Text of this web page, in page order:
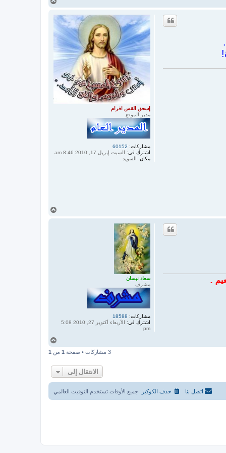
إسحق القس افرام
مدير الموقع
مشاركات: 60152
اشترك في: السبت إبريل 17, 2010 8:46 am
مكان: السويد
سعاد نيسان
مشرف
مشاركات: 18588
اشترك في:
الأربعاء أكتوبر 27, 2010 5:08
pm
ل
3 مشاركات • صفحة 1 من 1
الانتقال إلى
جميع الأوقات تستخدم التوقيت العالمي حذف الكوكيز اتصل بنا